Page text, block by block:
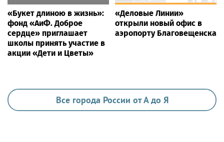
«Букет длиною в жизнь»:
фонд «АиФ. Доброе
сердце» приглашает
школы принять участие в
акции «Дети и Цветы»
«Деловые Линии»
открыли новый офис в
аэропорту Благовещенска
Все города России от А до Я